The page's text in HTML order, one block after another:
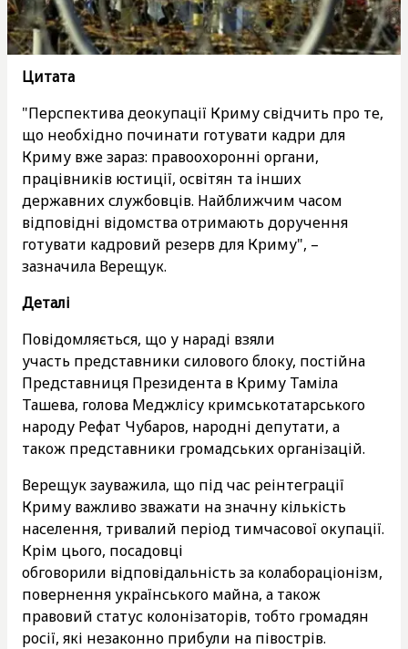
Цитата
"Перспектива деокупації Криму свідчить про те,
що необхідно починати готувати кадри для
Криму вже зараз: правоохоронні органи,
працівників юстиції, освітян та інших
державних службовців. Найближчим часом
відповідні відомства отримають доручення
готувати кадровий резерв для Криму", –
зазначила Верещук.
Деталі
Повідомляється, що у нараді взяли
участь представники силового блоку, постійна
Представниця Президента в Криму Таміла
Ташева, голова Меджлісу кримськотатарського
народу Рефат Чубаров, народні депутати, а
також представники громадських організацій.
Верещук зауважила, що під час реінтеграції
Криму важливо зважати на значну кількість
населення, тривалий період тимчасової окупації.
Крім цього, посадовці
обговорили відповідальність за колабораціонізм,
повернення українського майна, а також
правовий статус колонізаторів, тобто громадян
росії, які незаконно прибули на півострів.